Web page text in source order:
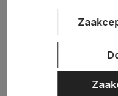
Sklep internetowy Shoper